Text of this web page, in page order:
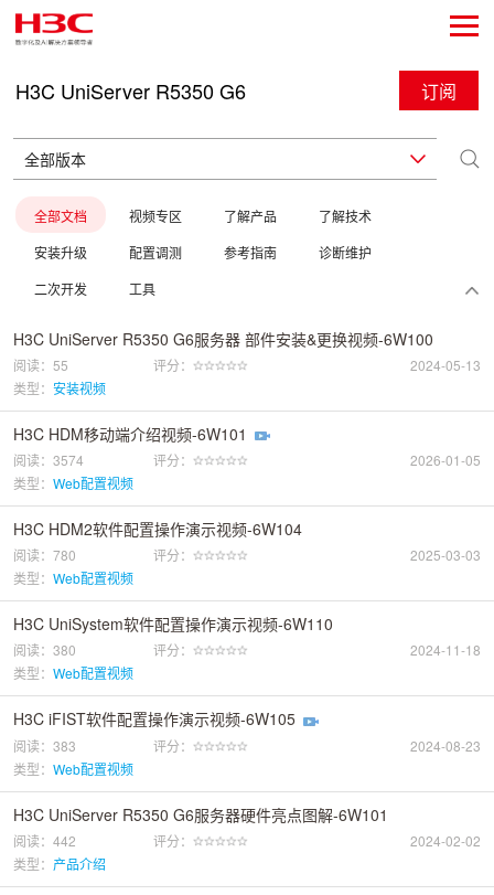
H3C UniServer R5350 G6 订阅
全部文档 视频专区 了解产品
了解技术
安装升级
配置调测 参考指南
诊断维护
二次开发
工具
H3C UniServer R5350 G6服务器 部件安装&更换视频-6W100
阅读：55 评分：
2024-05-13
类型： 安装视频
H3C HDM移动端介绍视频-6W101
阅读：3574 评分：
2026-01-05
类型： Web配置视频
H3C HDM2软件配置操作演示视频-6W104
阅读：780 评分：
2025-03-03
类型： Web配置视频
H3C UniSystem软件配置操作演示视频-6W110
阅读：380 评分：
2024-11-18
类型： Web配置视频
H3C iFIST软件配置操作演示视频-6W105
阅读：383 评分：
2024-08-23
类型： Web配置视频
H3C UniServer R5350 G6服务器硬件亮点图解-6W101
阅读：442 评分：
2024-02-02
类型： 产品介绍